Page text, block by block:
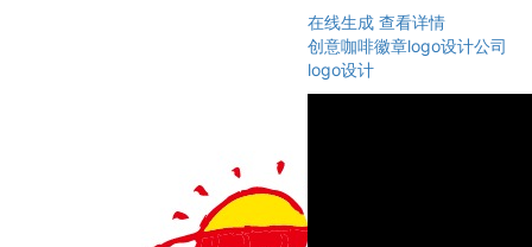
在线生成 查看详情
创意咖啡徽章logo设计公司
logo设计